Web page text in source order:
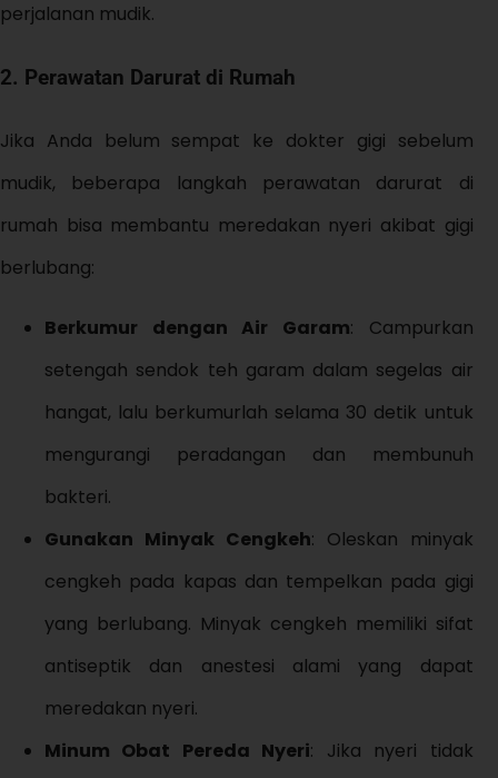
perjalanan mudik.
2. Perawatan Darurat di Rumah
Jika Anda belum sempat ke dokter gigi sebelum
mudik, beberapa langkah perawatan darurat di
rumah bisa membantu meredakan nyeri akibat gigi
berlubang:
Berkumur dengan Air Garam: Campurkan
setengah sendok teh garam dalam segelas air
hangat, lalu berkumurlah selama 30 detik untuk
mengurangi peradangan dan membunuh
bakteri.
Gunakan Minyak Cengkeh: Oleskan minyak
cengkeh pada kapas dan tempelkan pada gigi
yang berlubang. Minyak cengkeh memiliki sifat
antiseptik dan anestesi alami yang dapat
meredakan nyeri.
Minum Obat Pereda Nyeri: Jika nyeri tidak